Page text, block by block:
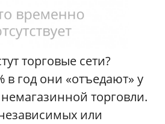
торговые сети?
в год они «отъедают» у
торговли.
или